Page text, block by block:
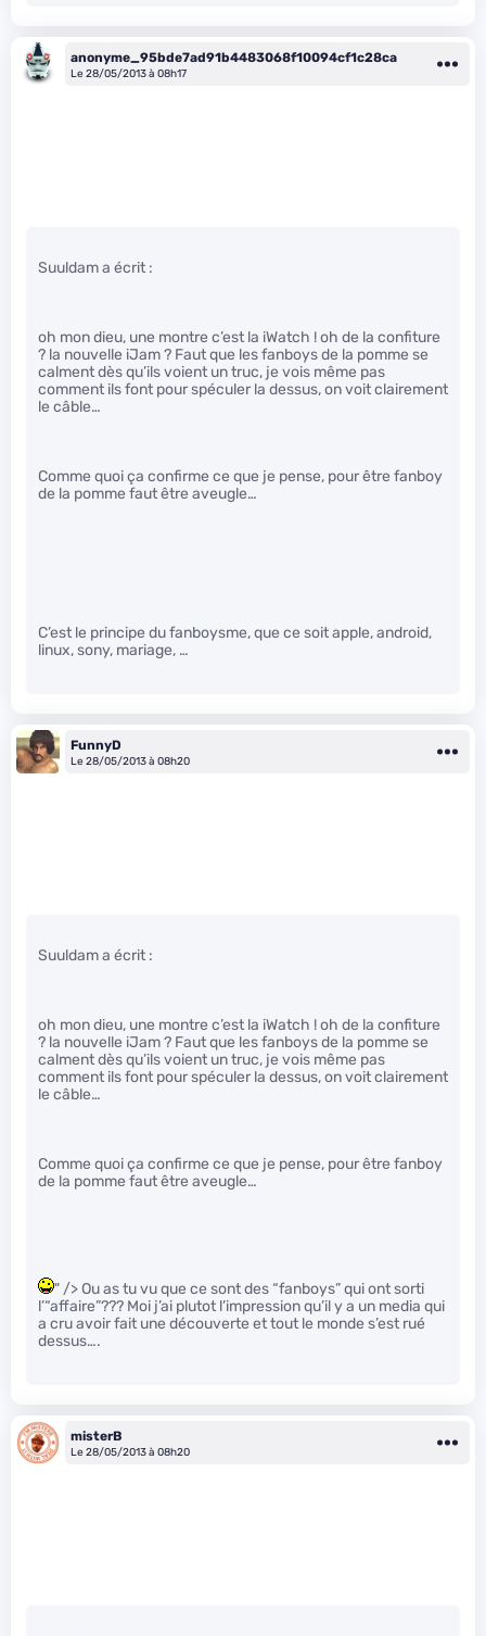
anonyme_95bde7ad91b4483068f10094cf1c28ca
Le 28/05/2013 à 08h17
Suuldam a écrit :
oh mon dieu, une montre c’est la iWatch ! oh de la confiture
? la nouvelle iJam ? Faut que les fanboys de la pomme se
calment dès qu’ils voient un truc, je vois même pas
comment ils font pour spéculer la dessus, on voit clairement
le câble…
Comme quoi ça confirme ce que je pense, pour être fanboy
de la pomme faut être aveugle…
C’est le principe du fanboysme, que ce soit apple, android,
linux, sony, mariage, …
FunnyD
Le 28/05/2013 à 08h20
Suuldam a écrit :
oh mon dieu, une montre c’est la iWatch ! oh de la confiture
? la nouvelle iJam ? Faut que les fanboys de la pomme se
calment dès qu’ils voient un truc, je vois même pas
comment ils font pour spéculer la dessus, on voit clairement
le câble…
Comme quoi ça confirme ce que je pense, pour être fanboy
de la pomme faut être aveugle…
" /> Ou as tu vu que ce sont des “fanboys” qui ont sorti
l’“affaire”??? Moi j’ai plutot l’impression qu’il y a un media qui
a cru avoir fait une découverte et tout le monde s’est rué
dessus….
misterB
Le 28/05/2013 à 08h20